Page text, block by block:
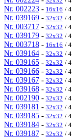
Nr. 002223 - 16x16 / 4
Nr. 039169 - 32x32 / 4
Nr. 003717 - 32x32 / 4
Nr. 039179 - 32x32 / 4
Nr. 003718 - 16x16 / 4
Nr. 039164 - 32x32 / 4
Nr. 039165 - 32x32 / 4
Nr. 039166 - 32x32 / 4
Nr. 039167 - 32x32 / 4
Nr. 039168 - 32x32 / 4
Nr. 002190 - 32x32 / 4
Nr. 039181 - 32x32 / 4
Nr. 039185 - 32x32 / 4
Nr. 039184 - 32x32 / 4
Nr. 039187 - 32x32 / 4